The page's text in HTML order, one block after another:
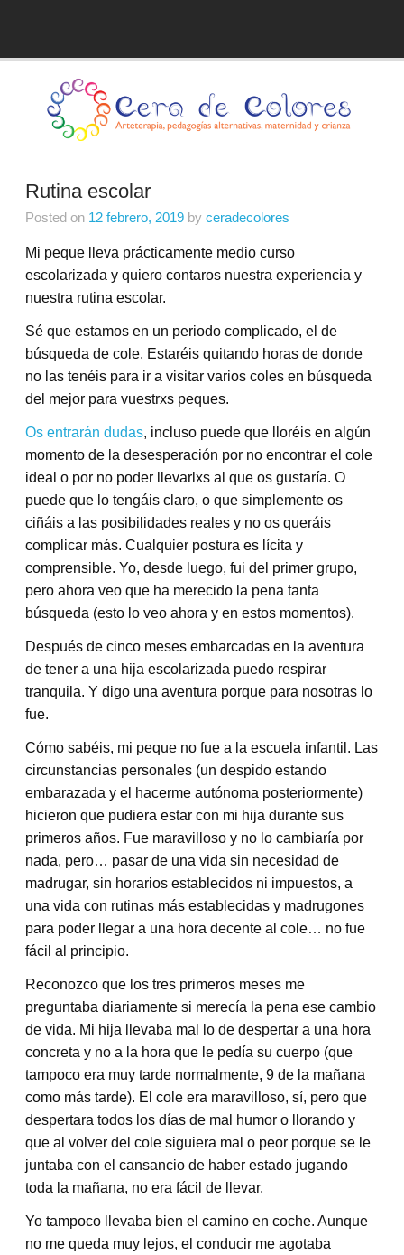
Rutina escolar
Posted on 12 febrero, 2019 by ceradecolores
Mi peque lleva prácticamente medio curso
escolarizada y quiero contaros nuestra experiencia y
nuestra rutina escolar.
Sé que estamos en un periodo complicado, el de
búsqueda de cole. Estaréis quitando horas de donde
no las tenéis para ir a visitar varios coles en búsqueda
del mejor para vuestrxs peques.
Os entrarán dudas, incluso puede que lloréis en algún
momento de la desesperación por no encontrar el cole
ideal o por no poder llevarlxs al que os gustaría. O
puede que lo tengáis claro, o que simplemente os
ciñáis a las posibilidades reales y no os queráis
complicar más. Cualquier postura es lícita y
comprensible. Yo, desde luego, fui del primer grupo,
pero ahora veo que ha merecido la pena tanta
búsqueda (esto lo veo ahora y en estos momentos).
Después de cinco meses embarcadas en la aventura
de tener a una hija escolarizada puedo respirar
tranquila. Y digo una aventura porque para nosotras lo
fue.
Cómo sabéis, mi peque no fue a la escuela infantil. Las
circunstancias personales (un despido estando
embarazada y el hacerme autónoma posteriormente)
hicieron que pudiera estar con mi hija durante sus
primeros años. Fue maravilloso y no lo cambiaría por
nada, pero… pasar de una vida sin necesidad de
madrugar, sin horarios establecidos ni impuestos, a
una vida con rutinas más establecidas y madrugones
para poder llegar a una hora decente al cole… no fue
fácil al principio.
Reconozco que los tres primeros meses me
preguntaba diariamente si merecía la pena ese cambio
de vida. Mi hija llevaba mal lo de despertar a una hora
concreta y no a la hora que le pedía su cuerpo (que
tampoco era muy tarde normalmente, 9 de la mañana
como más tarde). El cole era maravilloso, sí, pero que
despertara todos los días de mal humor o llorando y
que al volver del cole siguiera mal o peor porque se le
juntaba con el cansancio de haber estado jugando
toda la mañana, no era fácil de llevar.
Yo tampoco llevaba bien el camino en coche. Aunque
no me queda muy lejos, el conducir me agotaba